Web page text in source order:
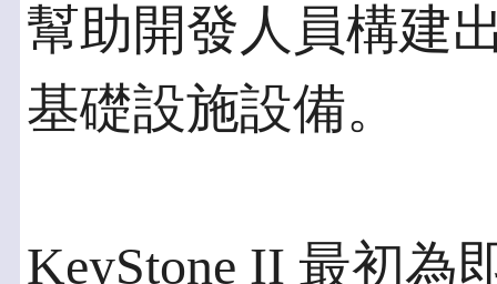
幫助開發人員構建
基礎設施設備。
KeyStone II 最初為